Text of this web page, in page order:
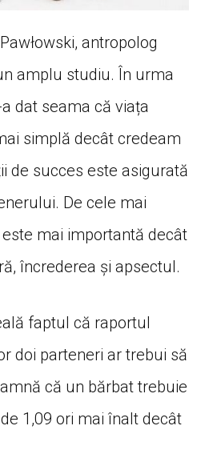
antropolog
amplu studiu. În urma
dat seama că viața
simplă decât credeam
de succes este asigurată
De cele mai
mai importantă decât
încrederea și apsectul.
faptul că raportul
doi parteneri ar trebui să
că un bărbat trebuie
1,09 ori mai înalt decât